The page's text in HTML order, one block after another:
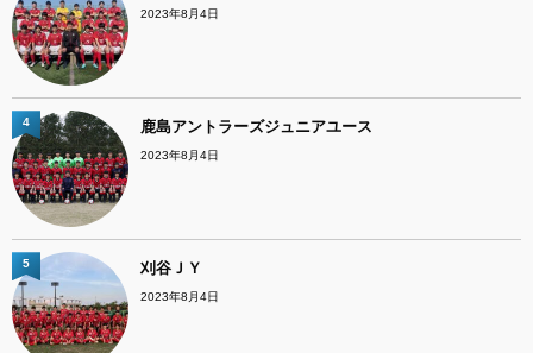
2023年8月4日
鹿島アントラーズジュニアユース
2023年8月4日
4
刈谷ＪＹ
2023年8月4日
5